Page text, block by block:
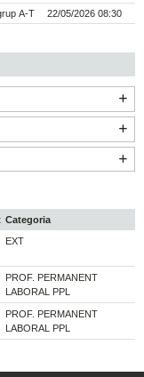
A-T 22/05/2026 08:30
Categoria
EXT
PROF. PERMANENT
LABORAL PPL
PROF. PERMANENT
LABORAL PPL